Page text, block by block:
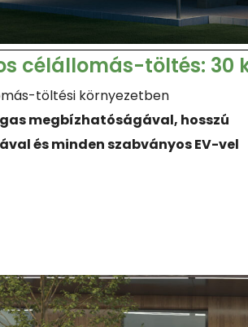
célállomás-töltés: 30
töltési környezetben
megbízhatóságával, hosszú
és minden szabványos EV-vel